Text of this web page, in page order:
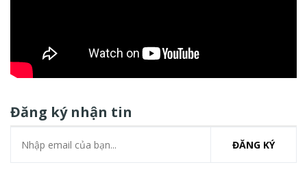
Đăng ký nhận tin
ĐĂNG KÝ